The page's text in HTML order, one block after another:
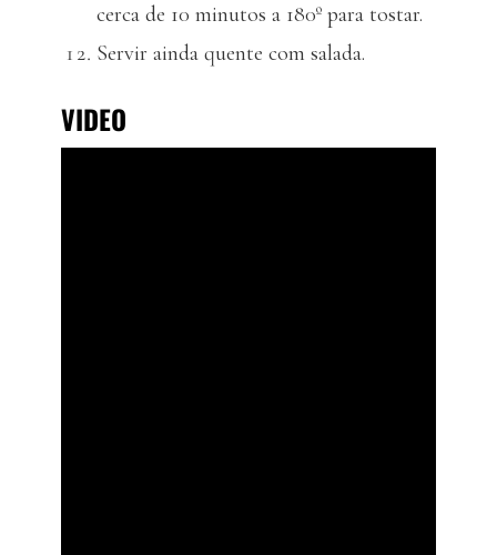
cerca de 10 minutos a 180º para tostar.
Servir ainda quente com salada.
VIDEO